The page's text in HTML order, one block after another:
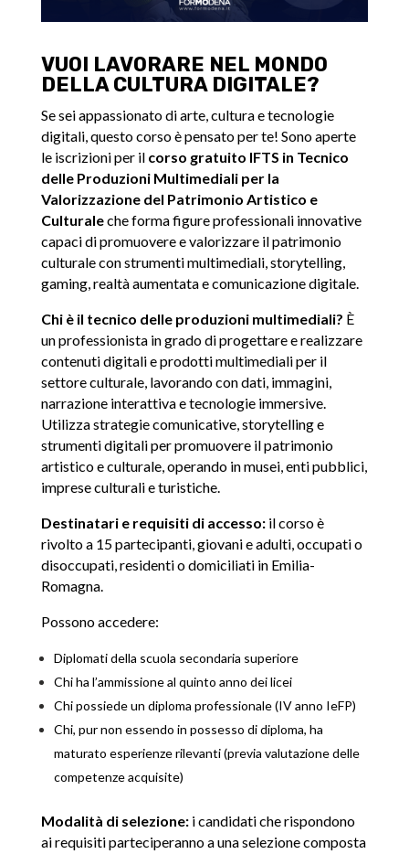
VUOI LAVORARE NEL MONDO
DELLA CULTURA DIGITALE?
Se sei appassionato di arte, cultura e tecnologie
digitali, questo corso è pensato per te! Sono aperte
le iscrizioni per il corso gratuito IFTS in Tecnico
delle Produzioni Multimediali per la
Valorizzazione del Patrimonio Artistico e
Culturaleche forma figure professionali innovative
capaci di promuovere e valorizzare il patrimonio
culturale con strumenti multimediali, storytelling,
gaming, realtà aumentata e comunicazione digitale.
Chi è il tecnico delle produzioni multimediali? È
un professionista in grado di progettare e realizzare
contenuti digitali e prodotti multimediali per il
settore culturale, lavorando con dati, immagini,
narrazione interattiva e tecnologie immersive.
Utilizza strategie comunicative, storytelling e
strumenti digitali per promuovere il patrimonio
artistico e culturale, operando in musei, enti pubblici,
imprese culturali e turistiche.
Destinatari e requisiti di accesso:il corso è
rivolto a 15 partecipanti, giovani e adulti, occupati o
disoccupati, residenti o domiciliati in Emilia-
Romagna.
Possono accedere:
Diplomati della scuola secondaria superiore
Chi ha l’ammissione al quinto anno dei licei
Chi possiede un diploma professionale (IV anno IeFP)
Chi, pur non essendo in possesso di diploma, ha
maturato esperienze rilevanti (previa valutazione delle
competenze acquisite)
Modalità di selezione:i candidati che rispondono
ai requisiti parteciperanno a una selezione composta